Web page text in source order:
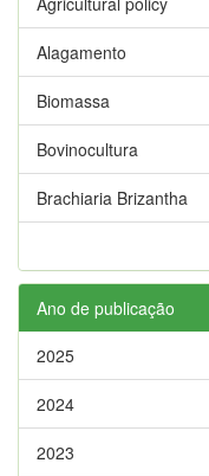
Alagamento
Biomassa
Bovinocultura
Brachiaria Brizantha
Ano de publicação
2025
2024
2023